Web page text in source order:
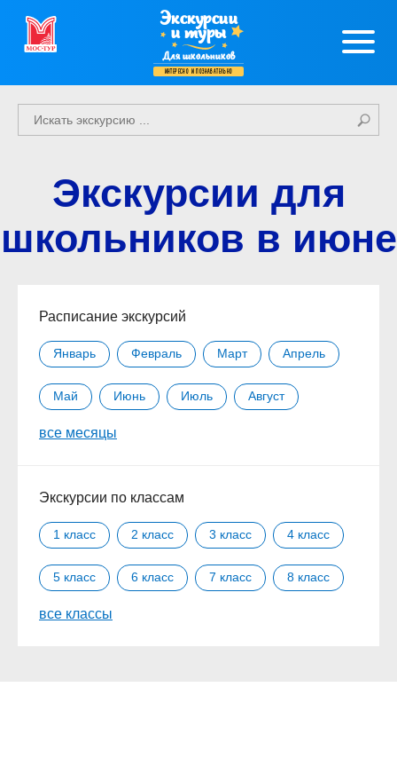
Экскурсии
и туры
Для школьников
интересно и познавательно
Экскурсии для
школьников в июне
Расписание экскурсий
Январь Февраль Март Апрель
Май Июнь Июль Август
Сентябрь
все месяцы
Экскурсии по классам
1 класс 2 класс 3 класс 4 класс
5 класс 6 класс 7 класс 8 класс
9 класс
все классы